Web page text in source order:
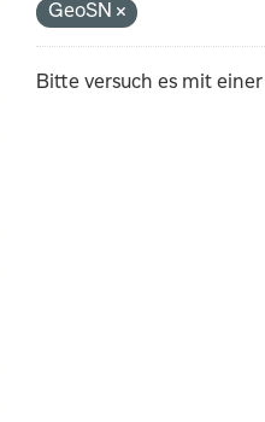
GeoSN
Bitte versuch es mit